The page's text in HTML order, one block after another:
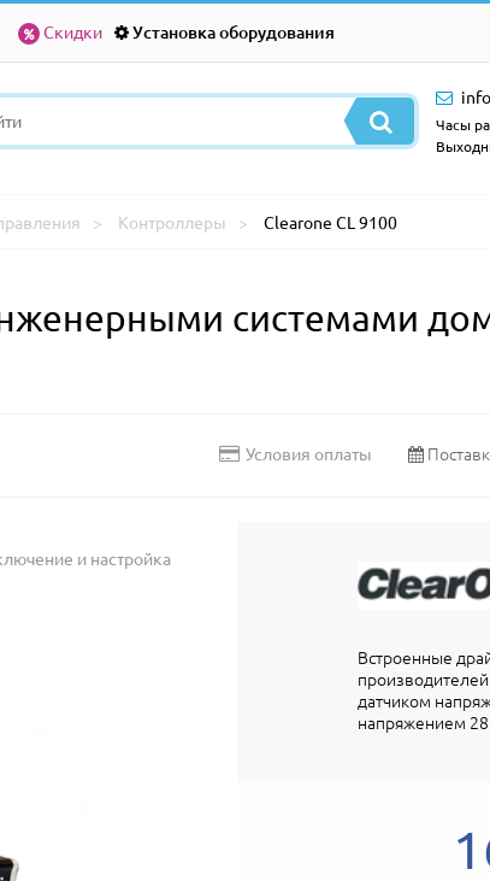
Скидки Установка оборудования
Часы
Контроллеры Clearone CL 9100
системами
Условия оплаты
и настройка
Встроенные
датчиком
напряжением